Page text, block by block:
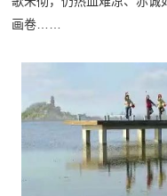
画卷……